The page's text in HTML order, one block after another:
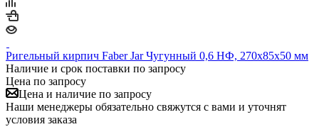
Ригельный кирпич Faber Jar Чугунный 0,6 НФ, 270х85х50 мм
Наличие и срок поставки по запросу
Цена по запросу
Цена и наличие по запросу
Наши менеджеры обязательно свяжутся с вами и уточнят
условия заказа